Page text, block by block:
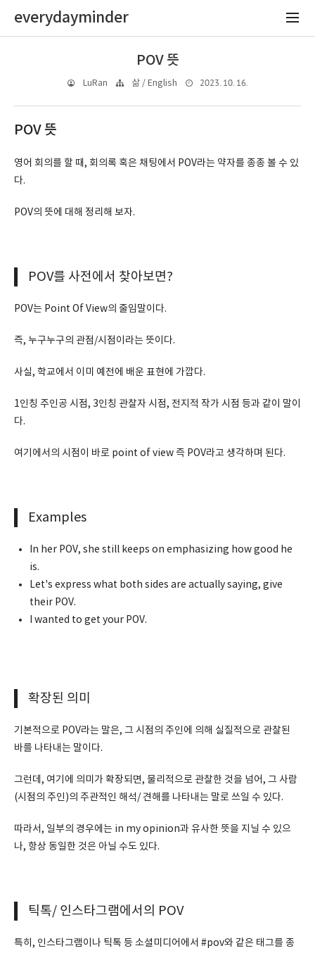
everydayminder
POV 뜻
LuRan 삶 / English 2023. 10. 16.
POV 뜻
영어 회의를 할 때, 회의록 혹은 채팅에서 POV라는 약자를 종종 볼 수 있
다.
POV의 뜻에 대해 정리해 보자.
POV를 사전에서 찾아보면?
POV는 Point Of View의 줄임말이다.
즉, 누구누구의 관점/시점이라는 뜻이다.
사실, 학교에서 이미 예전에 배운 표현에 가깝다.
1인칭 주인공 시점, 3인칭 관찰자 시점, 전지적 작가 시점 등과 같이 말이
다.
여기에서의 시점이 바로 point of view 즉 POV라고 생각하며 된다.
Examples
In her POV, she still keeps on emphasizing how good he
is.
Let's express what both sides are actually saying, give
their POV.
I wanted to get your POV.
확장된 의미
기본적으로 POV라는 말은, 그 시점의 주인에 의해 실질적으로 관찰된
바를 나타내는 말이다.
그런데, 여기에 의미가 확장되면, 물리적으로 관찰한 것을 넘어, 그 사람
(시점의 주인)의 주관적인 해석/ 견해를 나타내는 말로 쓰일 수 있다.
따라서, 일부의 경우에는 in my opinion과 유사한 뜻을 지닐 수 있으
나, 항상 동일한 것은 아닐 수도 있다.
틱톡/ 인스타그램에서의 POV
특히, 인스타그램이나 틱톡 등 소셜미디어에서 #pov와 같은 태그를 종